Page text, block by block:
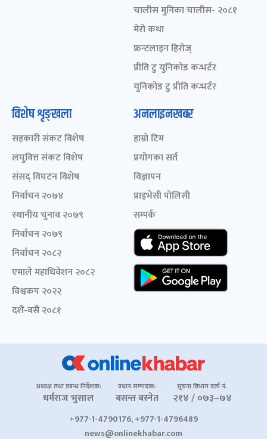
चालीस मुनिका चालीस- २०८१
मेरो कथा
फ्रन्टलाइन हिरोज्
प्रीति टु युनिकोड कन्भर्टर
युनिकोड टु प्रीति कन्भर्टर
विशेष शृङ्खला
सहकारी संकट विशेष
लघुवित्त संकट विशेष
संसद् विघटन विशेष
निर्वाचन २०७४
स्थानीय चुनाव २०७९
निर्वाचन २०७९
निर्वाचन २०८२
एमाले महाधिवेशन २०८२
विश्वकप २०२२
दशैं-बसैं २०८१
अनलाइनखबर
हाम्रो टिम
प्रयोगका सर्त
विज्ञापन
प्राइभेसी पोलिसी
सम्पर्क
अध्यक्ष तथा प्रबन्ध निर्देशक:
धर्मराज भुसाल
प्रधान सम्पादक:
बसन्त बस्नेत
सूचना विभाग दर्ता नं.
२१४ / ०७३–७४
+977-1-4790176, +977-1-4796489
news@onlinekhabar.com